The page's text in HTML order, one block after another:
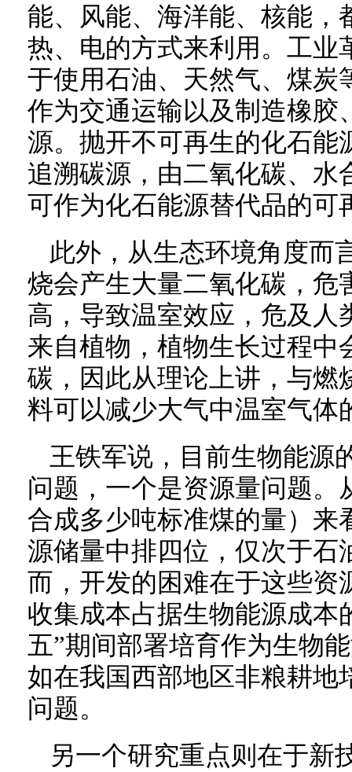
能、风能、海洋能、核能，
热、电的方式来利用。工业
于使用石油、天然气、煤炭
作为交通运输以及制造橡胶
源。抛开不可再生的化石能
追溯碳源，由二氧化碳、水
可作为化石能源替代品的可
此外，从生态环境角度而
烧会产生大量二氧化碳，危
高，导致温室效应，危及人
来自植物，植物生长过程中
碳，因此从理论上讲，与燃
料可以减少大气中温室气体
王铁军说，目前生物能源
问题，一个是资源量问题。
合成多少吨标准煤的量）来
源储量中排四位，仅次于石
而，开发的困难在于这些资
收集成本占据生物能源成本
五”期间部署培育作为生物
如在我国西部地区非粮耕地
问题。
另一个研究重点则在于新